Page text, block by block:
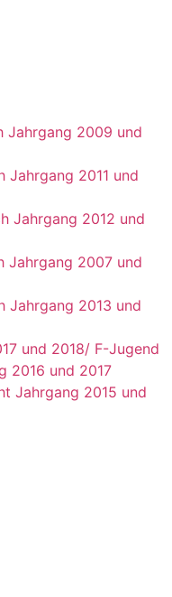
Jahrgang 2009 und
Jahrgang 2011 und
Jahrgang 2012 und
Jahrgang 2007 und
Jahrgang 2013 und
und 2018/ F-Jugend
2016 und 2017
Jahrgang 2015 und